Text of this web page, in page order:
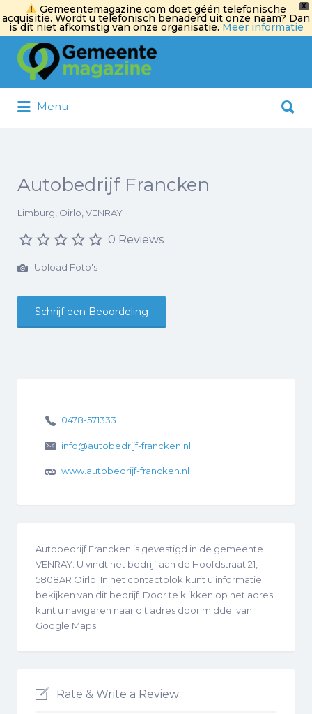
X
Gemeentemagazine.com doet géén telefonische
acquisitie. Wordt u telefonisch benaderd uit onze naam? Dan
is dit niet afkomstig van onze organisatie. Meer informatie
Zoek
naar:
Menu
naar:
Autobedrijf Francken
Limburg, Oirlo, VENRAY
0 Reviews
Upload Foto's
Schrijf een Beoordeling
0478-571333
info@autobedrijf-francken.nl
www.autobedrijf-francken.nl
Autobedrijf Francken is gevestigd in de gemeente
VENRAY. U vindt het bedrijf aan de Hoofdstraat 21,
5808AR Oirlo. In het contactblok kunt u informatie
bekijken van dit bedrijf. Door te klikken op het adres
kunt u navigeren naar dit adres door middel van
Google Maps.
Rate & Write a Review